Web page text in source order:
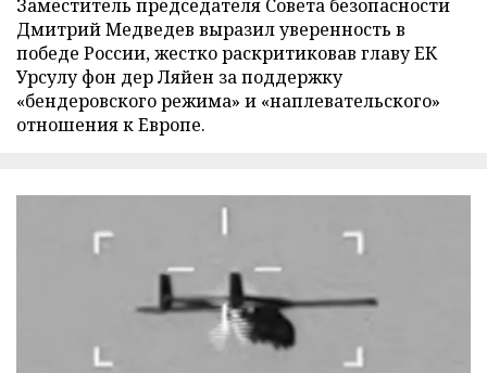
Заместитель председателя Совета безопасности
Дмитрий Медведев выразил уверенность в
победе России, жестко раскритиковав главу ЕК
Урсулу фон дер Ляйен за поддержку
«бендеровского режима» и «наплевательского»
отношения к Европе.